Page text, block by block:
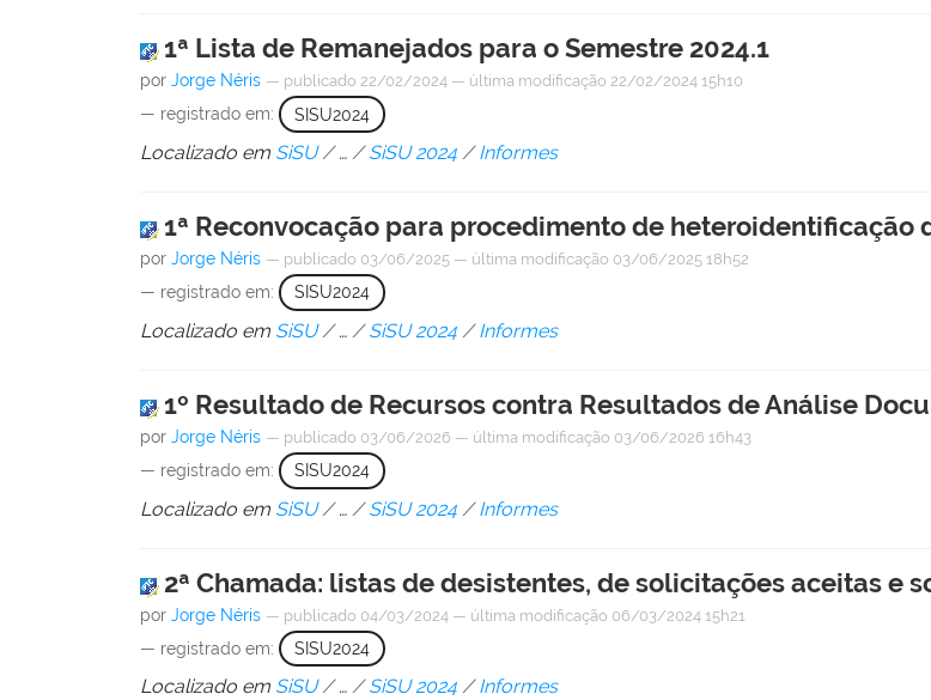
1ª Lista de Remanejados para o Semestre 2024.1
porJorge Néris — publicado 22/02/2024 — última modificação 22/02/2024 15h10
— registrado em: SISU2024
Localizado em SiSU /…/SiSU 2024 /Informes
1ª Reconvocação para procedimento de heteroidentificação
porJorge Néris — publicado 03/06/2025 — última modificação 03/06/2025 18h52
— registrado em: SISU2024
Localizado em SiSU /… /SiSU 2024 /Informes
1º Resultado de Recursos contra Resultados de Análise
porJorge Néris — publicado 03/06/2026 — última modificação 03/06/2026 16h43
— registrado em: SISU2024
Localizado em SiSU /… /SiSU 2024 /Informes
2ª Chamada: listas de desistentes, de solicitações aceitas e
porJorge Néris — publicado 04/03/2024 — última modificação 06/03/2024 15h21
— registrado em: SISU2024
Localizado em SiSU /…/SiSU 2024 /Informes